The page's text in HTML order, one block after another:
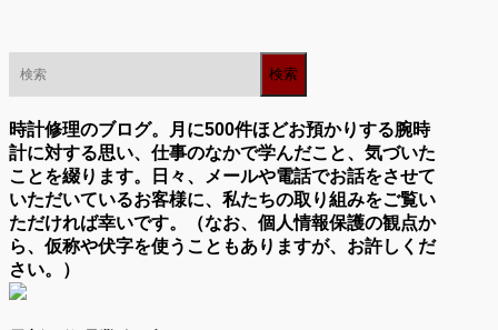
時計修理のブログ。月に500件ほどお預かりする腕時
計に対する思い、仕事のなかで学んだこと、気づいた
ことを綴ります。日々、メールや電話でお話をさせて
いただいているお客様に、私たちの取り組みをご覧い
ただければ幸いです。（なお、個人情報保護の観点か
ら、仮称や伏字を使うこともありますが、お許しくだ
さい。）